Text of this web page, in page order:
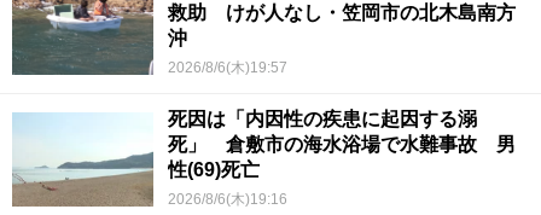
救助 けが人なし・笠岡市の北木島南方
沖
2026/8/6(木)19:57
死因は「内因性の疾患に起因する溺
死」 倉敷市の海水浴場で水難事故 男
性(69)死亡
2026/8/6(木)19:16